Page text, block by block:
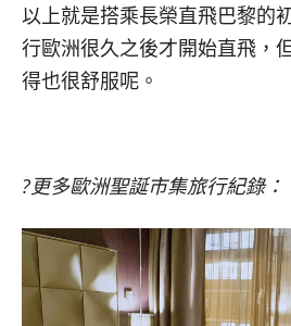
以上就是搭乘長榮直飛巴黎的
行歐洲很久之後才開始直飛，
得也很舒服呢。
?更多歐洲聖誕市集旅行紀錄：